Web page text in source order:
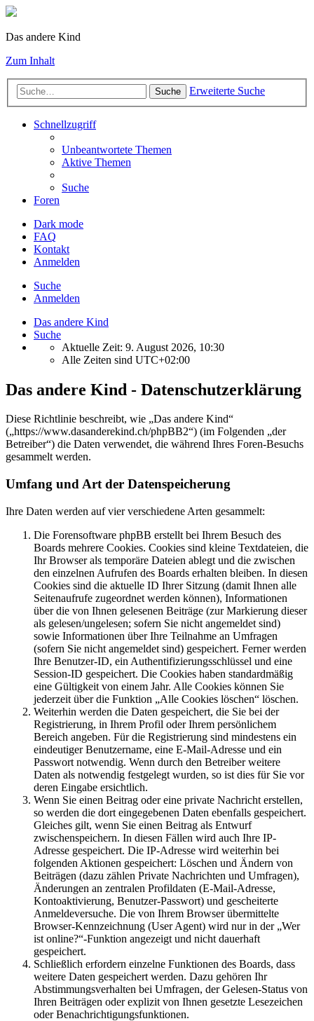
Das andere Kind
Zum Inhalt
Suche Erweiterte Suche
Schnellzugriff
Unbeantwortete Themen
Aktive Themen
Suche
Foren
Dark mode
FAQ
Kontakt
Anmelden
Suche
Anmelden
Das andere Kind
Suche
Aktuelle Zeit: 9. August 2026, 10:30
Alle Zeiten sind UTC+02:00
Das andere Kind - Datenschutzerklärung
Diese Richtlinie beschreibt, wie „Das andere Kind“
(„https://www.dasanderekind.ch/phpBB2“) (im Folgenden „der
Betreiber“) die Daten verwendet, die während Ihres Foren-Besuchs
gesammelt werden.
Umfang und Art der Datenspeicherung
Ihre Daten werden auf vier verschiedene Arten gesammelt:
Die Forensoftware phpBB erstellt bei Ihrem Besuch des
Boards mehrere Cookies. Cookies sind kleine Textdateien, die
Ihr Browser als temporäre Dateien ablegt und die zwischen
den einzelnen Aufrufen des Boards erhalten bleiben. In diesen
Cookies sind die aktuelle ID Ihrer Sitzung (damit Ihnen alle
Seitenaufrufe zugeordnet werden können), Informationen
über die von Ihnen gelesenen Beiträge (zur Markierung dieser
als gelesen/ungelesen; sofern Sie nicht angemeldet sind)
sowie Informationen über Ihre Teilnahme an Umfragen
(sofern Sie nicht angemeldet sind) gespeichert. Ferner werden
Ihre Benutzer-ID, ein Authentifizierungsschlüssel und eine
Session-ID gespeichert. Die Cookies haben standardmäßig
eine Gültigkeit von einem Jahr. Alle Cookies können Sie
jederzeit über die Funktion „Alle Cookies löschen“ löschen.
Weiterhin werden die Daten gespeichert, die Sie bei der
Registrierung, in Ihrem Profil oder Ihrem persönlichem
Bereich angeben. Für die Registrierung sind mindestens ein
eindeutiger Benutzername, eine E-Mail-Adresse und ein
Passwort notwendig. Wenn durch den Betreiber weitere
Daten als notwendig festgelegt wurden, so ist dies für Sie vor
deren Eingabe ersichtlich.
Wenn Sie einen Beitrag oder eine private Nachricht erstellen,
so werden die dort eingegebenen Daten ebenfalls gespeichert.
Gleiches gilt, wenn Sie einen Beitrag als Entwurf
zwischenspeichern. In diesen Fällen wird auch Ihre IP-
Adresse gespeichert. Die IP-Adresse wird weiterhin bei
folgenden Aktionen gespeichert: Löschen und Ändern von
Beiträgen (dazu zählen Private Nachrichten und Umfragen),
Änderungen an zentralen Profildaten (E-Mail-Adresse,
Kontoaktivierung, Benutzer-Passwort) und gescheiterte
Anmeldeversuche. Die von Ihrem Browser übermittelte
Browser-Kennzeichnung (User Agent) wird nur in der „Wer
ist online?“-Funktion angezeigt und nicht dauerhaft
gespeichert.
Schließlich erfordern einzelne Funktionen des Boards, dass
weitere Daten gespeichert werden. Dazu gehören Ihr
Abstimmungsverhalten bei Umfragen, der Gelesen-Status von
Ihren Beiträgen oder explizit von Ihnen gesetzte Lesezeichen
oder Benachrichtigungsfunktionen.